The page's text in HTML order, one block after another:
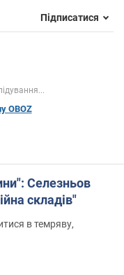
Підписатися
OBOZ
Селезньов
складів"
в темряву,